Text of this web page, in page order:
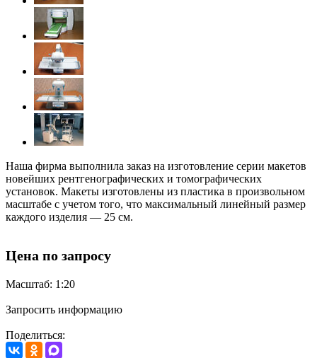
Наша фирма выполнила заказ на изготовление серии макетов
новейших рентгенографических и томографических
установок. Макеты изготовлены из пластика в произвольном
масштабе с учетом того, что максимальный линейный размер
каждого изделия — 25 см.
Цена по запросу
Масштаб: 1:20
Запросить информацию
Поделиться: